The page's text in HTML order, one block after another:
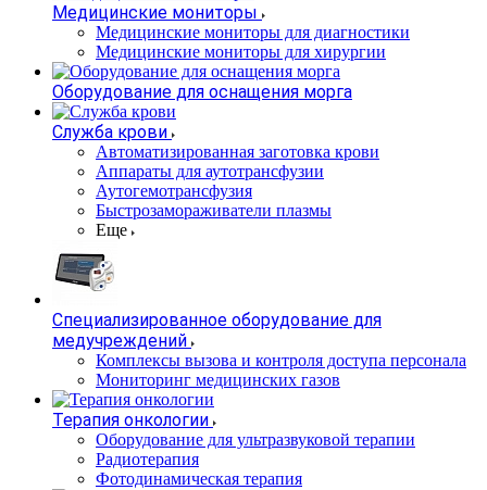
Медицинские мониторы
Медицинские мониторы для диагностики
Медицинские мониторы для хирургии
Оборудование для оснащения морга
Служба крови
Автоматизированная заготовка крови
Аппараты для аутотрансфузии
Аутогемотрансфузия
Быстрозамораживатели плазмы
Еще
Специализированное оборудование для
медучреждений
Комплексы вызова и контроля доступа персонала
Мониторинг медицинских газов
Терапия онкологии
Оборудование для ультразвуковой терапии
Радиотерапия
Фотодинамическая терапия